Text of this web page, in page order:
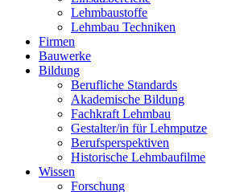
Lehmbaustoffe
Lehmbau Techniken
Firmen
Bauwerke
Bildung
Berufliche Standards
Akademische Bildung
Fachkraft Lehmbau
Gestalter/in für Lehmputze
Berufsperspektiven
Historische Lehmbaufilme
Wissen
Forschung